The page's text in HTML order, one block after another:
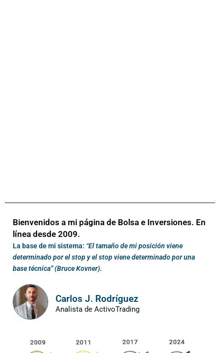
Bienvenidos a mi página de Bolsa e Inversiones. En
línea desde 2009.
La base de mi sistema: “El tamaño de mi posición viene
determinado por el stop y el stop viene determinado por una
base técnica” (Bruce Kovner).
Carlos J. Rodríguez
Analista de ActivoTrading